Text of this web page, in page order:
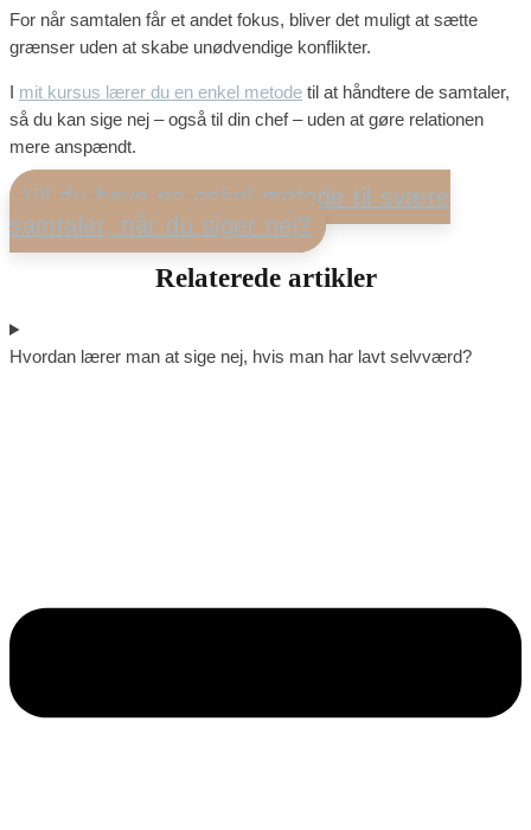
For når samtalen får et andet fokus, bliver det muligt at sætte
grænser uden at skabe unødvendige konflikter.
I mit kursus lærer du en enkel metode til at håndtere de samtaler,
så du kan sige nej – også til din chef – uden at gøre relationen
mere anspændt.
Vil du have en enkel metode til svære
samtaler, når du siger nej?
Relaterede artikler
Hvordan lærer man at sige nej, hvis man har lavt selvværd?